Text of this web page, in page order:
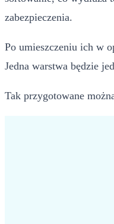
zabezpieczenia.
Po umieszczeniu ich w
Jedna warstwa będzie
Tak przygotowane